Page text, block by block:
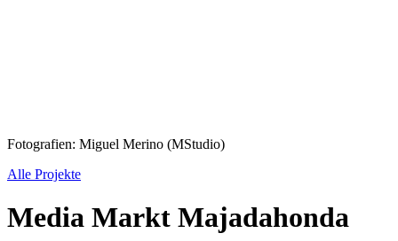
Fotografien: Miguel Merino (MStudio)
Alle Projekte
Media Markt Majadahonda